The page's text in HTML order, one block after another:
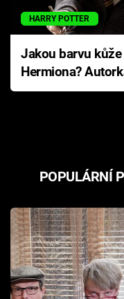
HARRY POTTER
Jakou barvu
Hermiona?
Pottera přišla s
POPULÁRNÍ